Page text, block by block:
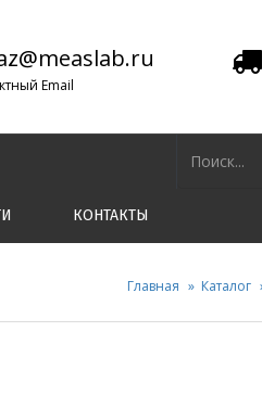
Email
КОНТАКТЫ
Главная Каталог